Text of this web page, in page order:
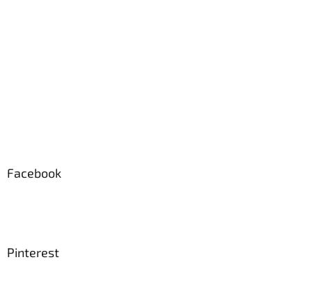
Facebook
Pinterest